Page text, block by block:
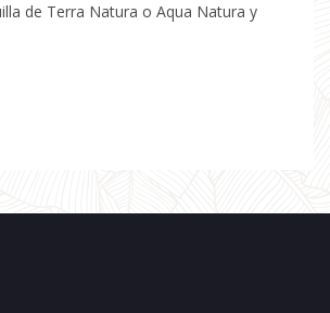
de Terra Natura o Aqua Natura y